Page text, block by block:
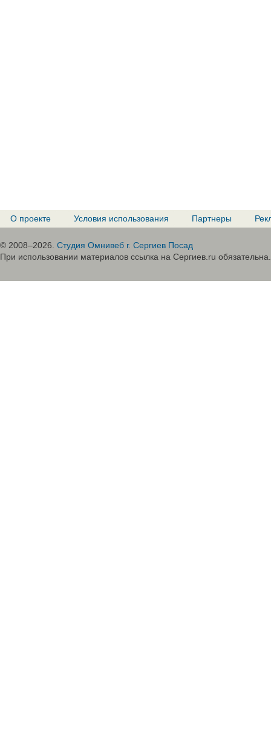
О проекте Условия использования Партнеры
© 2008–2026. Студия Омнивеб г. Сергиев Посад
При использовании материалов ссылка на Сергиев.ru обязательна.